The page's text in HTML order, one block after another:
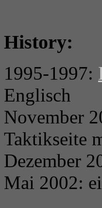
History:
1995-1997:
Englisch
November
Taktikseite
Dezember
Mai 2002: